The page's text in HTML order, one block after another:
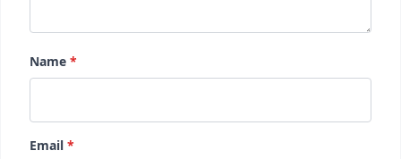
Name *
Email *